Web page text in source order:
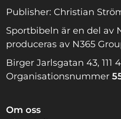
Publisher: Christian
Sportbibeln är en del av
produceras av N365
Birger Jarlsgatan 43, 111
Organisationsnummer
Om oss